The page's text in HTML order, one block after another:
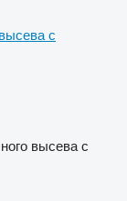
с
высева с